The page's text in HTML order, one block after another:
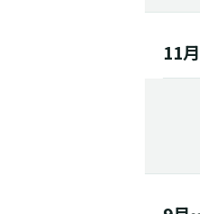
11月